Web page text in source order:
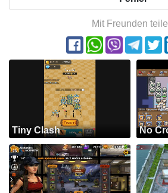
Mit Freunden
Tiny Clash No